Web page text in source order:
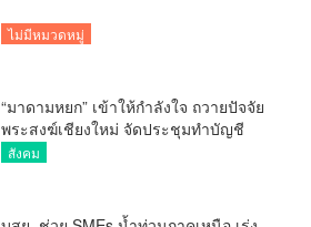
ไม่มีหมวดหมู่
“มาดามหยก” เข้าให้กำลังใจ ถวายปัจจัย
พระสงฆ์เชียงใหม่ จัดประชุมทำบัญชี
รายรับรายจ่ายของวัด กว่า 300 รูป ที่วัด
สังคม